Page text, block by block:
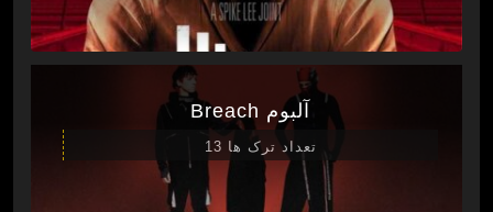
آلبوم Breach
تعداد ترک ها 13